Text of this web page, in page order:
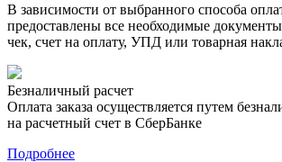
В зависимости от выбранного способа
предоставлены все необходимые
чек, счет на оплату, УПД или товарная
Безналичный расчет
Оплата заказа осуществляется путем
на расчетный счет в СберБанке
Подробнее